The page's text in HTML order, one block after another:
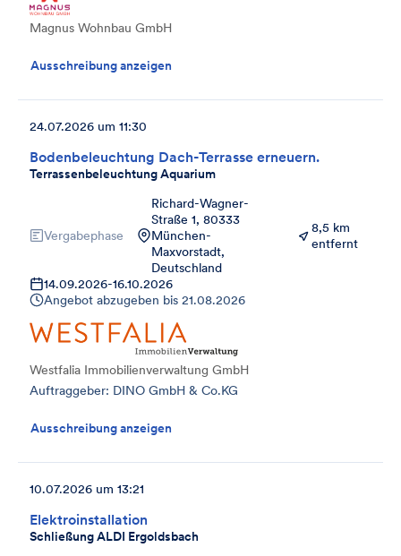
Magnus Wohnbau GmbH
Ausschreibung anzeigen
Bodenbeleuchtung Dach-Terrasse erneuern.
Terrassenbeleuchtung Aquarium
24.07.2026 um 11:30
Vergabephase
Richard-Wagner-
Straße 1, 80333
München-
Maxvorstadt,
Deutschland
8,5 km
entfernt
14.09.2026-16.10.2026
Angebot abzugeben bis 21.08.2026
Westfalia Immobilienverwaltung GmbH
Auftraggeber: DINO GmbH & Co.KG
Ausschreibung anzeigen
Elektroinstallation
Schließung ALDI Ergoldsbach
10.07.2026 um 13:21